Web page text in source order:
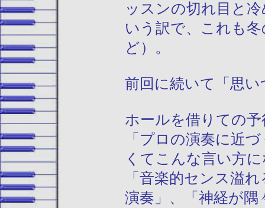
ッスンの切れ目と
いう訳で、これも
ど）。
前回に続いて「思
ホールを借りての
「プロの演奏に近
くてこんな言い方
「音楽的センス溢
演奏」、「神経が